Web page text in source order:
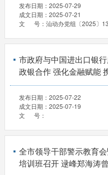
发布日期： 2025-07-29
成文日期： 2025-07-21
文 号： 汕动办党组〔2025〕
市政府与中国进出口银
政银合作 强化金融赋能
发布日期： 2025-07-22
成文日期： 2025-07-19
文 号：
全市领导干部警示教育
培训班召开 逯峰郑海涛